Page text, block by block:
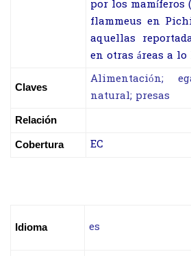
por los mamíferos
flammeus en
aquellas
en otras áreas a
Claves
Alimentación;
natural; presas
Relación
Cobertura EC
Idioma es